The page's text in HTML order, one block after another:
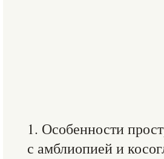
1. Особенности
с амблиопией и